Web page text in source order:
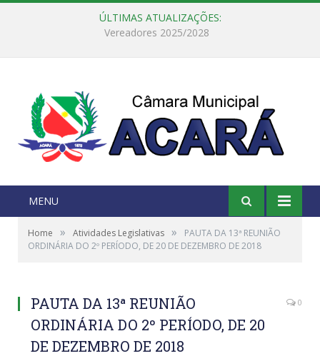
ÚLTIMAS ATUALIZAÇÕES:
MENU
Home » Atividades Legislativas »
PAUTA DA 13ª REUNIÃO
ORDINÁRIA DO 2º PERÍODO, DE 20 DE DEZEMBRO DE 2018
PAUTA DA 13ª REUNIÃO
ORDINÁRIA DO 2º PERÍODO, DE 20
DE DEZEMBRO DE 2018
0